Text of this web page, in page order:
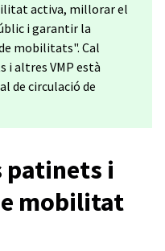
activa, millorar el
i garantir la
mobilitats". Cal
i altres VMP està
de circulació de
patinets i
mobilitat